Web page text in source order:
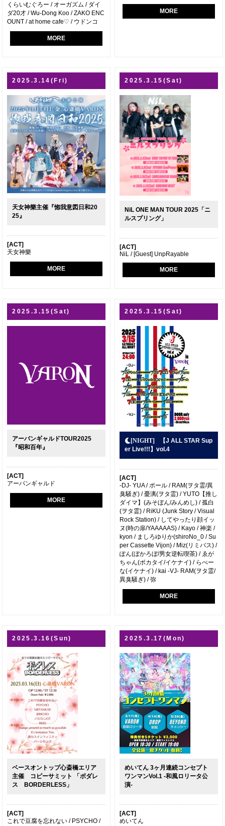
くらいむぐろー / オーガズム / ダイ
ダ20才 / Wu-Dong Koo / ZAKO ENC
OUNT / at home cafe♡ / ウドンコ
MORE
MORE
2025.3.14(Fri)
天女神樂主催『惚我意図日和20
25』
[ACT]
天女神樂
MORE
2025.3.15(Sat)
NiL ONE MAN TOUR 2025「ニ
ルスプリング」
[ACT]
NiL / [Guest] UnpRayable
MORE
2025.3.15(Sat)
アーバンギャルドTOUR2025
『昭和百年』
[ACT]
アーバンギャルド
MORE
2025.3.15(Sat)
【J ALL STAR Sup
er Live!!!】vol.4
[ACT]
-DJ- YUA / ポール / RAM(ヲタ霊/異
臭騒ぎ) / 憂漓(ヲタ霊) / YUTO【推し
ダイマ】(みそぼん/みんめし) / 孤白
(ヲタ霊) / RiKU (Junk Story / Visual
Rock Station) / してやったり顔イッ
ヌ(時の扉/YAAAAAS) / Kayo / 神楽 /
kyon / ましろゆりか(shiroNo_0 / Su
per Cassette Vijon) / Miz(リミバス) /
ぽん(ぼかろぼ/男女逆転喫茶) / ゑが
ちゃん(ボカタイ/イケナイ) / らべー
な(イケナイ) / kai -VJ- RAM(ヲタ霊/
異臭騒ぎ) / 弥
MORE
2025.3.16(Sun)
ベースオントップ心斎橋エリア
主催 コピーサミット 「ボダレ
ス BORDERLESS」
[ACT]
これで豆腐を忘れない / PSYCHO /
2025.3.17(Mon)
めいてん 3ヶ月連続コンセプト
ワンマンVol.1 -和風ロリータ公
演-
[ACT]
めいてん